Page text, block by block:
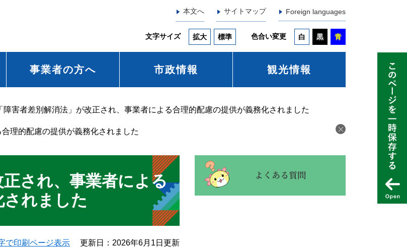
本文へ サイトマップ Foreign languages
文字サイズ 拡大 標準 色合い変更 白 黒 青
事業者の方へ 市政情報 観光情報
「障害者差別解消法」が改正され、事業者による合理的配慮の提供が義務化されました
理的配慮の提供が義務化されました
正され、事業者による
れました
で印刷ページ表示 更新日：2026年6月1日更新